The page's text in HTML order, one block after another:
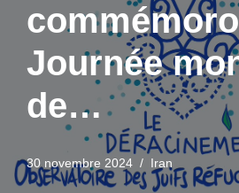
Journée
de…
30 novembre 2024 Iran